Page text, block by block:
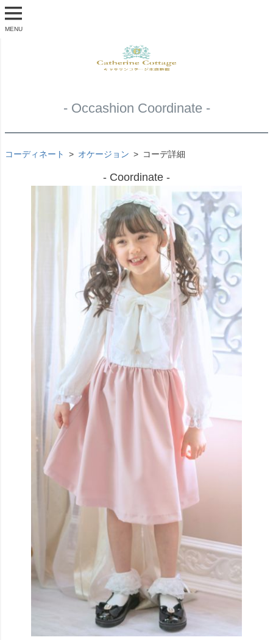
MENU
- Occashion Coordinate -
コーディネート オケージョン コーデ詳細
- Coordinate -